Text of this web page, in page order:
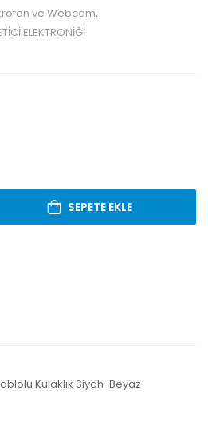
ve Webcam,
ELEKTRONİĞİ
SEPETE EKLE
Kulaklık Siyah-Beyaz